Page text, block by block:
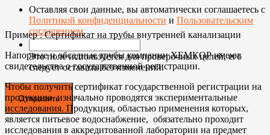
Оставляя свои данные, вы автоматически соглашаетесь с
Политикой конфиденциальности и Пользовательским
соглашением.
Это поле используется для проверочных целей, его
следует оставить без изменений.
Пример : Сертификат на трубы внутренней канализации
Напорные и обсадные трубы компании ХЕМКОР имеют
свидетельства о государственной регистрации.
Чтобы получить сертификат государственной регистрации на
продукцию, изначально проводятся экспериментальные
исследования. Продукция, областью применения которых,
является питьевое водоснабжение, обязательно проходит
исследования в аккредитованной лаборатории на предмет